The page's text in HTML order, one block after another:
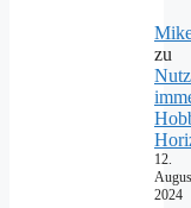
zu
12.
2024